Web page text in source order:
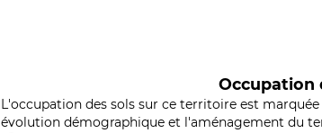
Occupation
L'occupation des sols sur ce territoire est
évolution démographique et l'aménagement du